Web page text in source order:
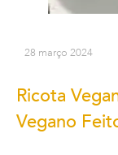
28 março 2024
Ricota
Vegano